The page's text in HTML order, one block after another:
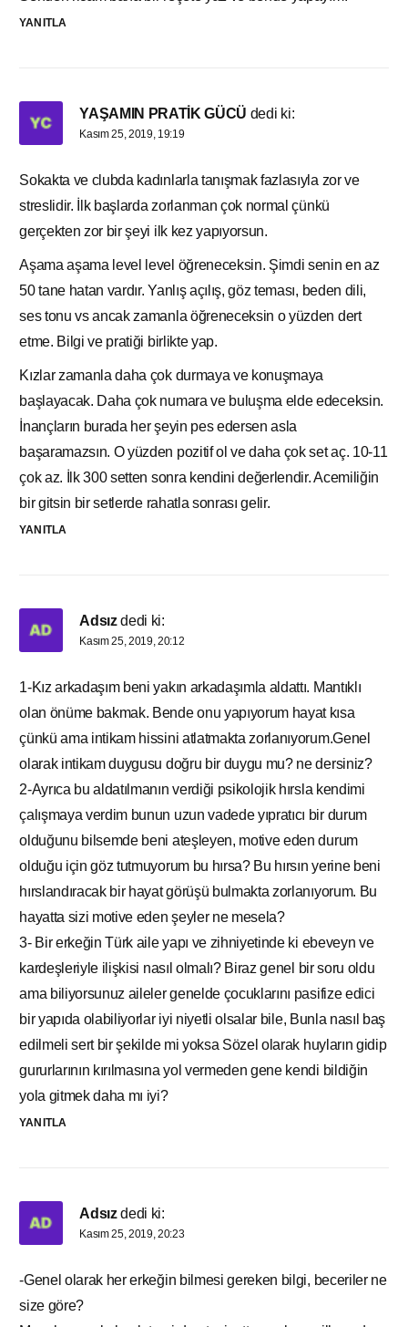
YANITLA
YAŞAMIN PRATİK GÜCÜ dedi ki:
Kasım 25, 2019, 19:19
Sokakta ve clubda kadınlarla tanışmak fazlasıyla zor ve
streslidir. İlk başlarda zorlanman çok normal çünkü
gerçekten zor bir şeyi ilk kez yapıyorsun.
Aşama aşama level level öğreneceksin. Şimdi senin en az
50 tane hatan vardır. Yanlış açılış, göz teması, beden dili,
ses tonu vs ancak zamanla öğreneceksin o yüzden dert
etme. Bilgi ve pratiği birlikte yap.
Kızlar zamanla daha çok durmaya ve konuşmaya
başlayacak. Daha çok numara ve buluşma elde edeceksin.
İnançların burada her şeyin pes edersen asla
başaramazsın. O yüzden pozitif ol ve daha çok set aç. 10-11
çok az. İlk 300 setten sonra kendini değerlendir. Acemiliğin
bir gitsin bir setlerde rahatla sonrası gelir.
YANITLA
Adsız dedi ki:
Kasım 25, 2019, 20:12
1-Kız arkadaşım beni yakın arkadaşımla aldattı. Mantıklı
olan önüme bakmak. Bende onu yapıyorum hayat kısa
çünkü ama intikam hissini atlatmakta zorlanıyorum.Genel
olarak intikam duygusu doğru bir duygu mu? ne dersiniz?
2-Ayrıca bu aldatılmanın verdiği psikolojik hırsla kendimi
çalışmaya verdim bunun uzun vadede yıpratıcı bir durum
olduğunu bilsemde beni ateşleyen, motive eden durum
olduğu için göz tutmuyorum bu hırsa? Bu hırsın yerine beni
hırslandıracak bir hayat görüşü bulmakta zorlanıyorum. Bu
hayatta sizi motive eden şeyler ne mesela?
3- Bir erkeğin Türk aile yapı ve zihniyetinde ki ebeveyn ve
kardeşleriyle ilişkisi nasıl olmalı? Biraz genel bir soru oldu
ama biliyorsunuz aileler genelde çocuklarını pasifize edici
bir yapıda olabiliyorlar iyi niyetli olsalar bile, Bunla nasıl baş
edilmeli sert bir şekilde mi yoksa Sözel olarak huyların gidip
gururlarının kırılmasına yol vermeden gene kendi bildiğin
yola gitmek daha mı iyi?
YANITLA
Adsız dedi ki:
Kasım 25, 2019, 20:23
-Genel olarak her erkeğin bilmesi gereken bilgi, beceriler ne
size göre?